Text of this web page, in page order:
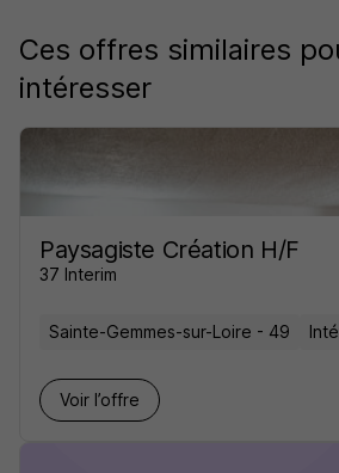
Ces offres similaires
intéresser
Paysagiste Création H/F
37 Interim
Sainte-Gemmes-sur-Loire - 49
Voir l’offre